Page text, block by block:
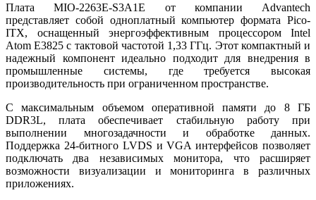
Плата MIO-2263E-S3A1E от компании Advantech
представляет собой одноплатный компьютер формата Pico-
ITX, оснащенный энергоэффективным процессором Intel
Atom E3825 с тактовой частотой 1,33 ГГц. Этот компактный и
надежный компонент идеально подходит для внедрения в
промышленные системы, где требуется высокая
производительность при ограниченном пространстве.
С максимальным объемом оперативной памяти до 8 ГБ
DDR3L, плата обеспечивает стабильную работу при
выполнении многозадачности и обработке данных.
Поддержка 24-битного LVDS и VGA интерфейсов позволяет
подключать два независимых монитора, что расширяет
возможности визуализации и мониторинга в различных
приложениях.